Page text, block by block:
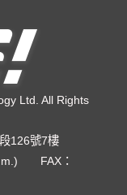
Ltd. All Rights
126號7樓
FAX：